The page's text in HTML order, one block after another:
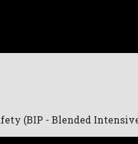
(BIP - Blended